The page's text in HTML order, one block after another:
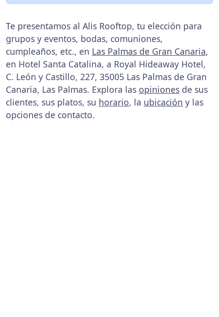
Te presentamos al Alis Rooftop, tu elección para
grupos y eventos, bodas, comuniones,
cumpleaños, etc., en Las Palmas de Gran Canaria,
en Hotel Santa Catalina, a Royal Hideaway Hotel,
C. León y Castillo, 227, 35005 Las Palmas de Gran
Canaria, Las Palmas. Explora las opiniones de sus
clientes, sus platos, su horario, la ubicación y las
opciones de contacto.